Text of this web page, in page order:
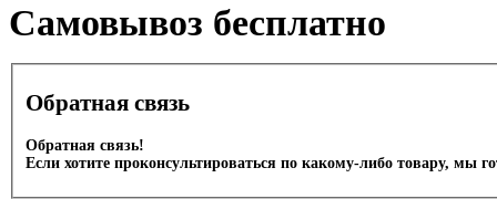
Cамовывоз бесплатно
Обратная связь
Обратная связь!
Если хотите проконсультироваться по какому-либо товару, мы